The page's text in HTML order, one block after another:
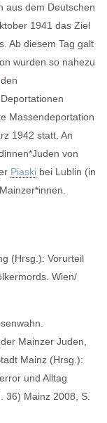
aus dem Deutschen
1941 das Ziel
Ab diesem Tag galt
wurden so nahezu
den
Massendeportation
1942 statt. An
von
Piaski bei Lublin (in
(Hrsg.): Vorurteil
Wien/
Mainzer Juden,
Mainz (Hrsg.):
und Alltag
36) Mainz 2008, S.